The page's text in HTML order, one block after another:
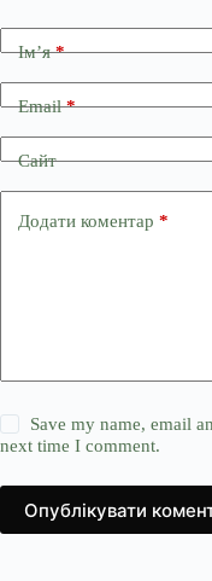
Ім’я*
Email*
Сайт
Додати коментар *
Save my name, email
next time I comment.
Опублікувати